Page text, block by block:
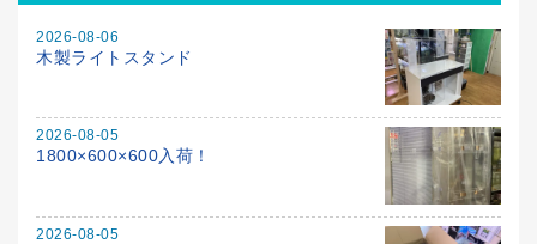
2026-08-06
木製ライトスタンド
2026-08-05
1800×600×600入荷！
2026-08-05